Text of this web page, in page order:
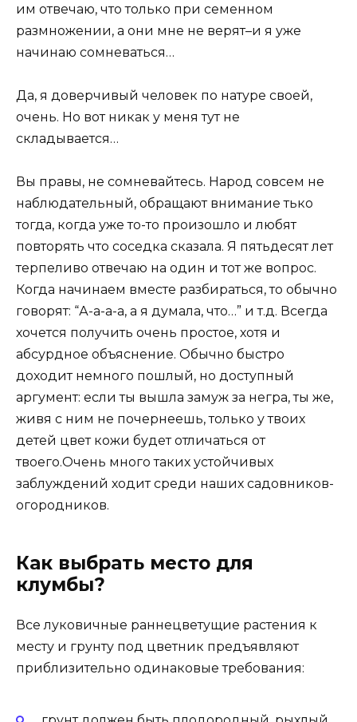
им отвечаю, что только при семенном
размножении, а они мне не верят–и я уже
начинаю сомневаться…
Да, я доверчивый человек по натуре своей,
очень. Но вот никак у меня тут не
складывается…
Вы правы, не сомневайтесь. Народ совсем не
наблюдательный, обращают внимание тько
тогда, когда уже то-то произошло и любят
повторять что соседка сказала. Я пятьдесят лет
терпеливо отвечаю на один и тот же вопрос.
Когда начинаем вместе разбираться, то обычно
говорят: “А-а-а-а, а я думала, что…” и т.д. Всегда
хочется получить очень простое, хотя и
абсурдное объяснение. Обычно быстро
доходит немного пошлый, но доступный
аргумент: если ты вышла замуж за негра, ты же,
живя с ним не почернеешь, только у твоих
детей цвет кожи будет отличаться от
твоего.Очень много таких устойчивых
заблуждений ходит среди наших садовников-
огородников.
Как выбрать место для
клумбы?
Все луковичные раннецветущие растения к
месту и грунту под цветник предъявляют
приблизительно одинаковые требования: